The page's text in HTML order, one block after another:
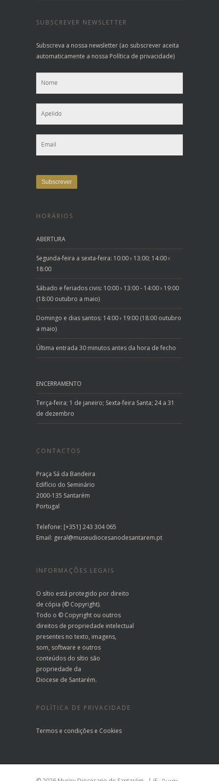
SUBSCREVER NEWSLETTER
Subscreva a nossa newsletter (ao subscrever aceita
automaticamente a nossa Política de privacidade)
HORÁRIOS
ABERTURA
Segunda-feira a sexta-feira: 10:00 › 13:00; 14:00 ›
18:00
Sábado e feriados civis: 10:00 › 13:00 - 14:00 › 19:00
(18:00 outubro a maio)
Domingo e dias santos: 14:00 › 19:00 (18:00 outubro
a maio)
Última entrada 30 minutos antes da hora de fecho
ENCERRAMENTO
Terça-feira; 1 de janeiro; Sexta-feira Santa; 24 a 31
de dezembro
CONTACTOS
Praça Sá da Bandeira
Edifício do Seminário
2000-135 Santarém
Portugal
Telefone: [+351] 243 304 065
Email: geral@museudiocesanodesantarem.pt
INFORMAÇÕES LEGAIS
O sítio está protegido por direito
de cópia (© Copyright).
Todo o © Copyright ou outros
direitos de propriedade intelectual
presentes no texto, imagens,
som, software e outros
conteúdos do sítio são
propriedade da
Diocese de Santarém.
POLÍTICA DE PRIVACIDADE
Termos e condições e Cookies